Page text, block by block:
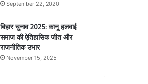
September 22, 2020
बिहार चुनाव 2025: कानू हलवाई
समाज की ऐतिहासिक जीत और
राजनीतिक उभार
November 15, 2025